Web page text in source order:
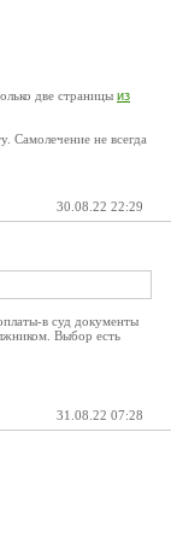
две страницы из
Самолечение не всегда
30.08.22 22:29
в суд документы
Выбор есть
31.08.22 07:28